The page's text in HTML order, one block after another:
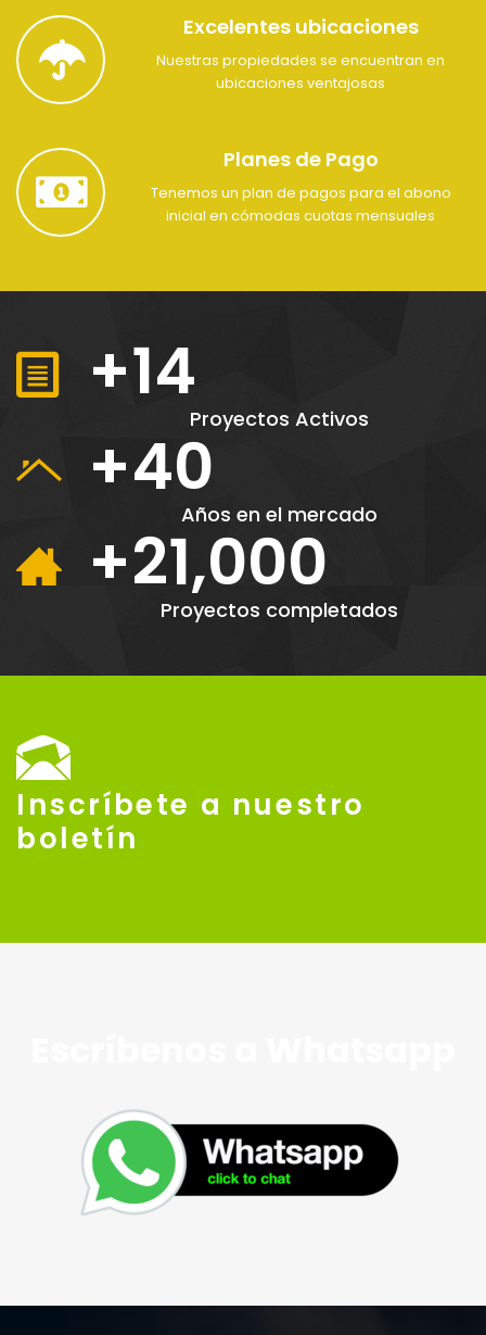
Excelentes ubicaciones
Nuestras propiedades se encuentran en
ubicaciones ventajosas
Planes de Pago
Tenemos un plan de pagos para el abono
inicial en cómodas cuotas mensuales
+14
Proyectos Activos
+40
Años en el mercado
+21,000
Proyectos completados
Inscríbete a nuestro
boletín